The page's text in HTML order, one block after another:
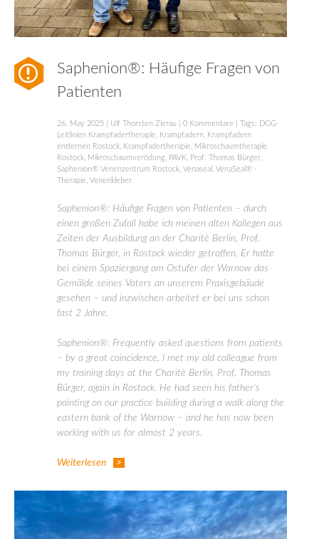
Saphenion®: Häufige Fragen von
Patienten
26. May 2025 Ulf Thorsten Zierau 0 Kommentare | Tags: DGG-
Leitlinien Krampfadertherapie
Krampfadern
Krampfadern
entfernen Rostock
Krampfadertherapie
Mikroschaumtherapie
Rostock Mikroschaumverödung PAVK Prof. Thomas Bürger
Saphenion® Venenzentrum Rostock Venaseal
VenaSeal® -
Therapie Venenkleber
Saphenion®: Häufige Fragen von Patienten – durch
einen großen Zufall habe ich meinen alten Kollegen aus
Zeiten der Ausbildung an der Charitè Berlin, Prof.
Thomas Bürger, in Rostock wieder getroffen. Er hatte
bei einem Spaziergang am Ostufer der Warnow das
Gemälde seines Vaters an unserem Praxisgebäude
gesehen – und inzwischen arbeitet er bei uns schon
fast 2 Jahre.
Saphenion®: Frequently asked questions from patients
– by a great coincidence, I met my old colleague from
my training days at the Charitè Berlin, Prof. Thomas
Bürger, again in Rostock. He had seen his father’s
painting on our practice building during a walk along the
eastern bank of the Warnow – and he has now been
working with us for almost 2 years.
Weiterlesen